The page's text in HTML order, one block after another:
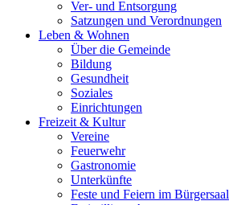
Ver- und Entsorgung
Satzungen und Verordnungen
Leben & Wohnen
Über die Gemeinde
Bildung
Gesundheit
Soziales
Einrichtungen
Freizeit & Kultur
Vereine
Feuerwehr
Gastronomie
Unterkünfte
Feste und Feiern im Bürgersaal